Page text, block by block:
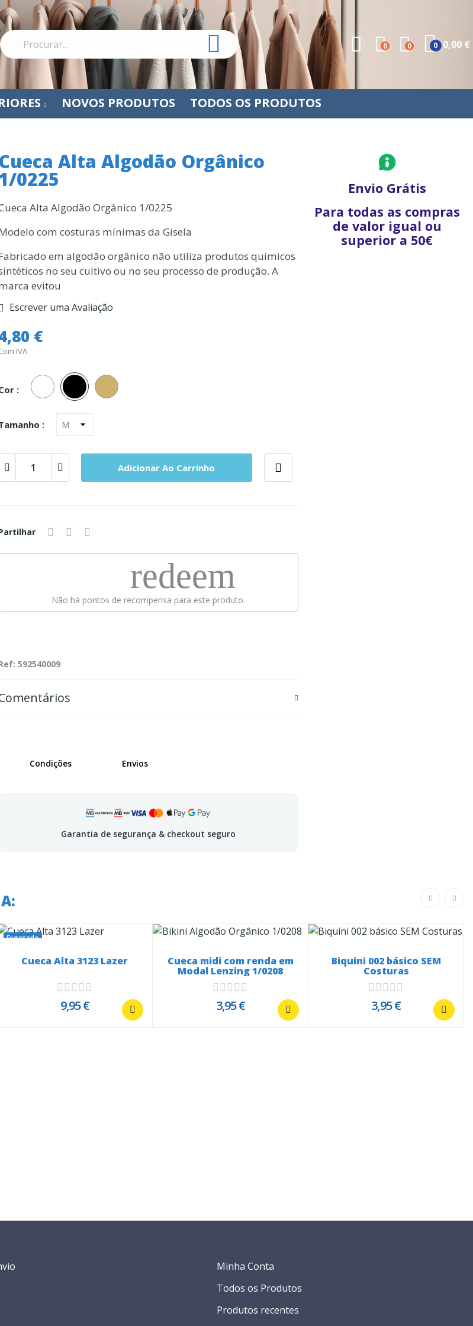
0 0 0,00 €
0
NOVOS PRODUTOS TODOS OS PRODUTOS
Cueca Alta Algodão Orgânico
0225
Alta Algodão Orgânico 1/0225
com costuras mínimas da Gisela
em algodão orgânico não utiliza produtos químicos
no seu cultivo ou no seu processo de produção. A
evitou
Escrever uma Avaliação
€
IVA
:
Branco Preto Pele
:
Adicionar Ao Carrinho
redeem
Não há pontos de recompensa para este produto.
592540009
Condições Envios
Garantia de segurança & checkout seguro
Envio Grátis
Para todas as compras
de valor igual ou
superior a 50€
Esgotado
Cueca Alta 3123 Lazer
9,95 €
Cueca midi com renda em
Modal Lenzing 1/0208
3,95 €
Biquini 002 básico SEM
Costuras
3,95 €
Minha Conta
Todos os Produtos
Produtos recentes